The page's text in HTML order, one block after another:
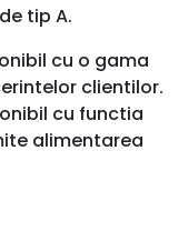
tip A.
cu o gama
clientilor.
cu functia
alimentarea